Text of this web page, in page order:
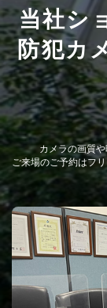
当社シ
防犯カ
カメラの画質
ご来場のご予約はフ